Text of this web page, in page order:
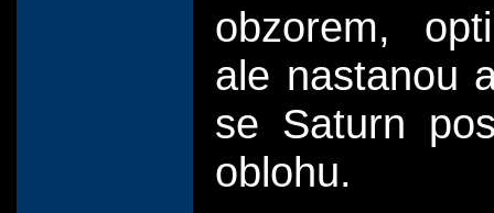
obzorem,
ale nastanou
se Saturn
oblohu.